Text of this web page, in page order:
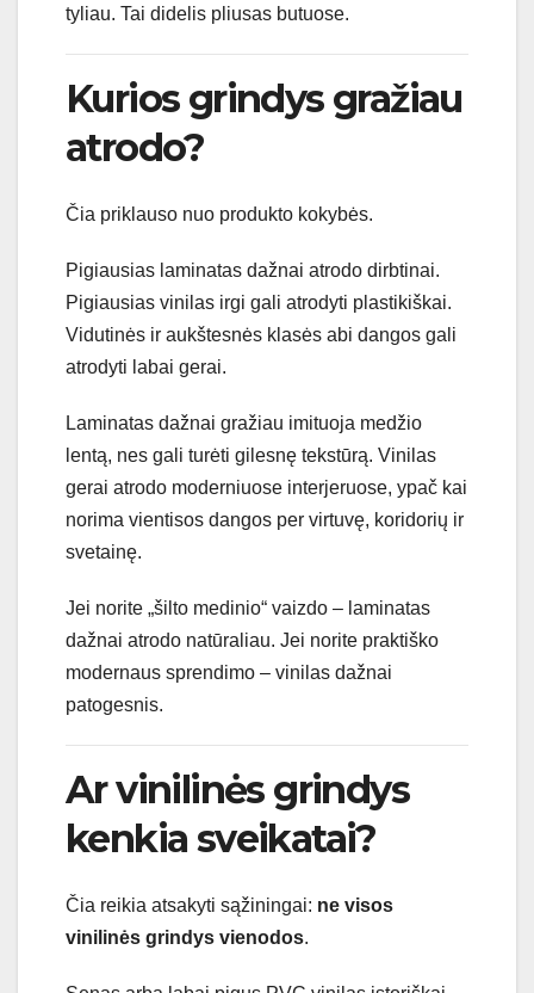
tyliau. Tai didelis pliusas butuose.
Kurios grindys gražiau
atrodo?
Čia priklauso nuo produkto kokybės.
Pigiausias laminatas dažnai atrodo dirbtinai.
Pigiausias vinilas irgi gali atrodyti plastikiškai.
Vidutinės ir aukštesnės klasės abi dangos gali
atrodyti labai gerai.
Laminatas dažnai gražiau imituoja medžio
lentą, nes gali turėti gilesnę tekstūrą. Vinilas
gerai atrodo moderniuose interjeruose, ypač kai
norima vientisos dangos per virtuvę, koridorių ir
svetainę.
Jei norite „šilto medinio“ vaizdo – laminatas
dažnai atrodo natūraliau. Jei norite praktiško
modernaus sprendimo – vinilas dažnai
patogesnis.
Ar vinilinės grindys
kenkia sveikatai?
Čia reikia atsakyti sąžiningai: ne visos
vinilinės grindys vienodos.